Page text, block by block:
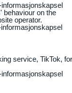
behaviour on the
operator.
service, TikTok, for